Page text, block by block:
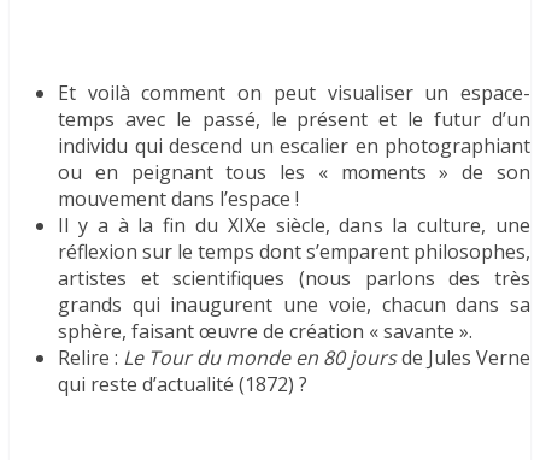
Et voilà comment on peut visualiser un espace-
temps avec le passé, le présent et le futur d’un
individu qui descend un escalier en photographiant
ou en peignant tous les « moments » de son
mouvement dans l’espace !
Il y a à la fin du XIXe siècle, dans la culture, une
réflexion sur le temps dont s’emparent philosophes,
artistes et scientifiques (nous parlons des très
grands qui inaugurent une voie, chacun dans sa
sphère, faisant œuvre de création « savante ».
Relire : Le Tour du monde en 80 joursde Jules Verne
qui reste d’actualité (1872) ?